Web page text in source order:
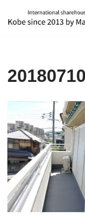
コ
ツ
ッ
プ